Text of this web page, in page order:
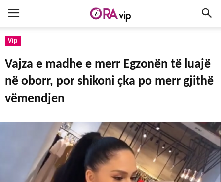
Vip
Vajza e madhe e merr Egzonën të luajë
në oborr, por shikoni çka po merr gjithë
vëmendjen